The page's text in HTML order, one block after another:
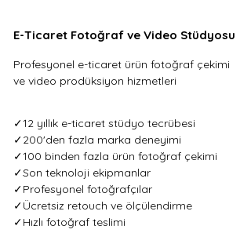
E-Ticaret Fotoğraf ve Video Stüdyosu
Profesyonel e-ticaret ürün fotoğraf çekimi
ve video prodüksiyon hizmetleri
✓12 yıllık e-ticaret stüdyo tecrübesi
✓200'den fazla marka deneyimi
✓100 binden fazla ürün fotoğraf çekimi
✓Son teknoloji ekipmanlar
✓Profesyonel fotoğrafçılar
✓Ücretsiz retouch ve ölçülendirme
✓Hızlı fotoğraf teslimi